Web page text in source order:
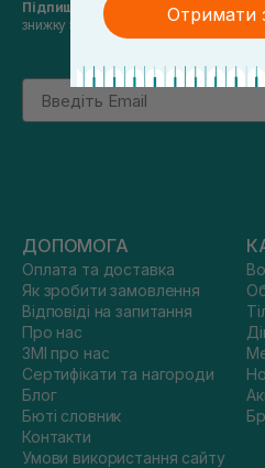
Підпишись на наші новинита
знижку 5% на перше замовлення
Email
ДОПОМОГА
Оплата та доставка
Як зробити замовлення
Відповіді на запитання
Про нас
ЗМІ про нас
Сертифікати та нагороди
Блог
Бюті словник
Контакти
Умови використання сайту
Отримати